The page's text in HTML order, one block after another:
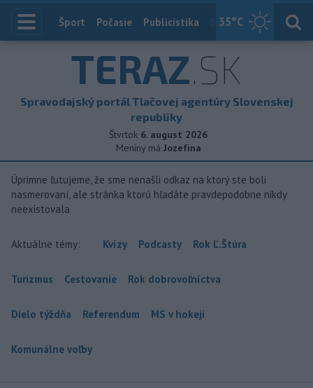
35°C
Index
Šport Počasie Publicistika Slovensko
TERAZ.SK
Spravodajský portál Tlačovej agentúry Slovenskej
republiky
Štvrtok 6. august 2026
Meniny má Jozefína
Úprimne ľutujeme, že sme nenašli odkaz na ktorý ste boli
nasmerovaní, ale stránka ktorú hľadáte pravdepodobne nikdy
neexistovala
Aktuálne témy: Kvízy Podcasty Rok Ľ.Štúra
Turizmus Cestovanie Rok dobrovoľníctva
Dielo týždňa Referendum MS v hokeji
Komunálne voľby